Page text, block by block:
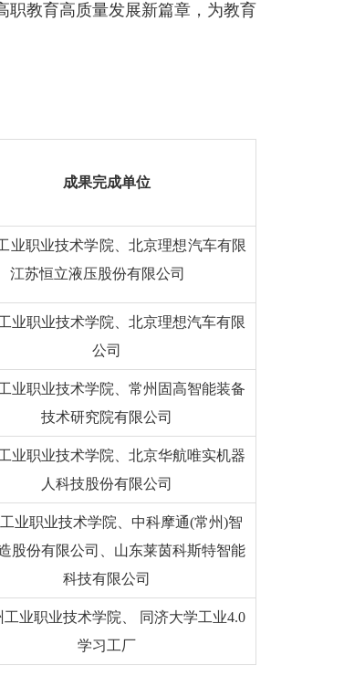
职教育高质量发展新篇章，为教育
成果完成单位
业职业技术学院、北京理想汽车有限
江苏恒立液压股份有限公司
业职业技术学院、 北京理想汽车有限
公司
业职业技术学院、常州固高智能装备
技术研究院有限公司
业职业技术学院、北京华航唯实机器
人科技股份有限公司
业职业技术学院、中科摩通(常州)智
股份有限公司、山东莱茵科斯特智能
科技有限公司
工业职业技术学院、 同济大学工业4.0
学习工厂